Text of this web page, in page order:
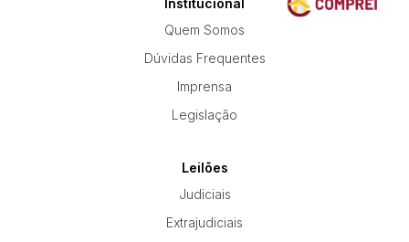
Institucional
Quem Somos
Dúvidas Frequentes
Imprensa
Legislação
Leilões
Judiciais
Extrajudiciais